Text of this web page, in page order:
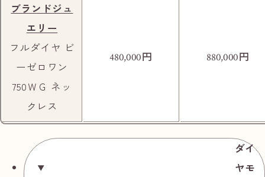
ブランドジュ
エリー
フルダイヤ ビ
ーゼロワン
750ＷＧ ネッ
クレス
480,000円 880,000円
ダイ
ヤモ